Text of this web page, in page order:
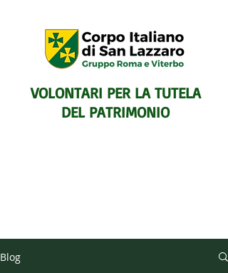
VOLONTARI PER LA TUTELA
DEL PATRIMONIO
Blog